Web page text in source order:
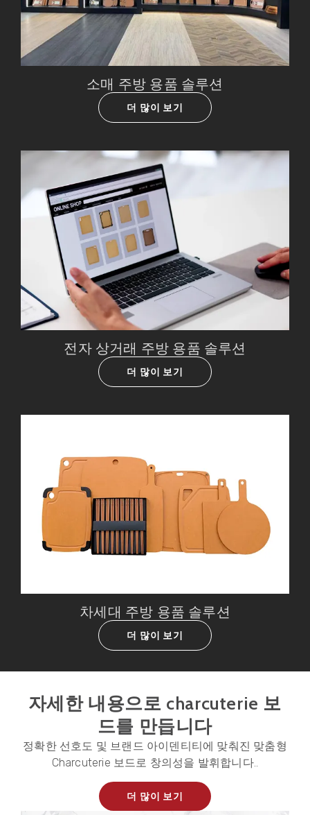
소매 주방 용품 솔루션
더 많이 보기
전자 상거래 주방 용품 솔루션
더 많이 보기
차세대 주방 용품 솔루션
더 많이 보기
자세한 내용으로 charcuterie 보
드를 만듭니다
정확한 선호도 및 브랜드 아이덴티티에 맞춰진 맞춤형
Charcuterie 보드로 창의성을 발휘합니다..
더 많이 보기